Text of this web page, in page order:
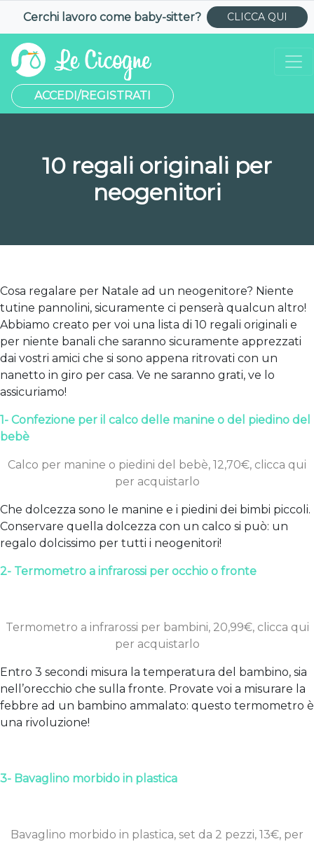
Cerchi lavoro come baby-sitter? CLICCA QUI
ACCEDI/REGISTRATI
10 regali originali per
neogenitori
Cosa regalare per Natale ad un neogenitore? Niente
tutine pannolini, sicuramente ci penserà qualcun altro!
Abbiamo creato per voi una lista di 10 regali originali e
per niente banali che saranno sicuramente apprezzati
dai vostri amici che si sono appena ritrovati con un
nanetto in giro per casa. Ve ne saranno grati, ve lo
assicuriamo!
1- Confezione per il calco delle manine o del piedino del
bebè
Calco per manine o piedini del bebè, 12,70€, clicca qui
per acquistarlo
Che dolcezza sono le manine e i piedini dei bimbi piccoli.
Conservare quella dolcezza con un calco si può: un
regalo dolcissimo per tutti i neogenitori!
2- Termometro a infrarossi per occhio o fronte
Termometro a infrarossi per bambini, 20,99€, clicca qui
per acquistarlo
Entro 3 secondi misura la temperatura del bambino, sia
nell’orecchio che sulla fronte. Provate voi a misurare la
febbre ad un bambino ammalato: questo termometro è
una rivoluzione!
3- Bavaglino morbido in plastica
Bavaglino morbido in plastica, set da 2 pezzi, 13€, per